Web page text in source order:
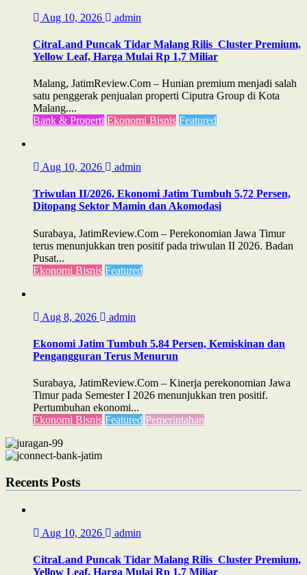
Aug 10, 2026 admin
CitraLand Puncak Tidar Malang Rilis Cluster Premium,
Yellow Leaf, Harga Mulai Rp 1,7 Miliar
Malang, JatimReview.Com – Hunian premium menjadi salah
satu penggerak penjualan properti Ciputra Group di Kota
Malang....
Bank & Properti Ekonomi Bisnis Featured
Aug 10, 2026 admin
Triwulan II/2026, Ekonomi Jatim Tumbuh 5,72 Persen,
Ditopang Sektor Mamin dan Akomodasi
Surabaya, JatimReview.Com – Perekonomian Jawa Timur
terus menunjukkan tren positif pada triwulan II 2026. Badan
Pusat...
Ekonomi Bisnis Featured
Aug 8, 2026 admin
Ekonomi Jatim Tumbuh 5,84 Persen, Kemiskinan dan
Pengangguran Terus Menurun
Surabaya, JatimReview.Com – Kinerja perekonomian Jawa
Timur pada Semester I 2026 menunjukkan tren positif.
Pertumbuhan ekonomi...
Ekonomi Bisnis Featured Pemerintahan
Recents Posts
Aug 10, 2026 admin
CitraLand Puncak Tidar Malang Rilis Cluster Premium,
Yellow Leaf, Harga Mulai Rp 1,7 Miliar